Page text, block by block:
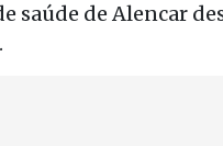
saúde de Alencar